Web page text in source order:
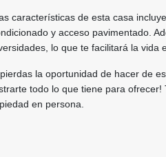
características de esta casa
y acceso pavimentado.
lo que te facilitará la vida
la oportunidad de hacer de
todo lo que tiene para
en persona.